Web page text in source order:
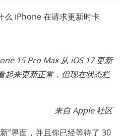
么 iPhone 在请求更新时卡
15 Pro Max 从 iOS 17 更新
起来更新正常，但现在状态栏
来自 Apple 社区
”界面，并且你已经等待了 30